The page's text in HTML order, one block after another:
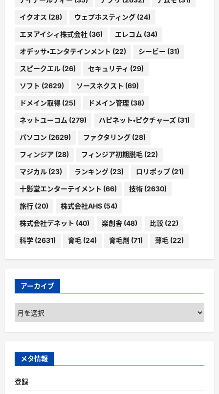
イクオス (28) ウェブホスティング (24)
エヌアイシィ株式会社 (36) エレコム (34)
オデッサ・エンタテインメント (22) シービー (31)
スピークエル (26) セキュリティ (29)
ソフト (2629) ソースネクスト (69)
ドメイン取得 (25) ドメイン管理 (38)
ネットユーコム (279) ハピネット・ピクチャーズ (31)
パソコン (2629) ファクタリング (28)
フィンジア (28) フィンジア初期脱毛 (22)
マジカル (23) ランキング (23) ロリポップ (21)
十影堂エンターテイメント (66) 技術 (2630)
旅行 (20) 株式会社AHS (54)
株式会社デネット (40) 楽創舎 (48) 比較 (22)
科学 (2631) 育毛 (24) 育毛剤 (71) 薄毛 (22)
アーカイブ
ア
ー
カ
ブ
メタ情報
登録